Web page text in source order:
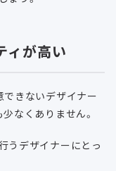
ィが高い
できないデザイナー
なくありません。
うデザイナーにとっ